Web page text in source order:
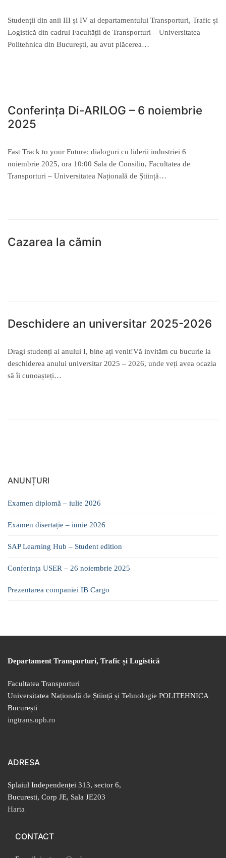
Studenții din anii III și IV ai departamentului Transporturi, Trafic și
Logistică din cadrul Facultății de Transporturi – Universitatea
Politehnica din București, au avut plăcerea…
Conferința Di-ARILOG – 6 noiembrie
2025
Fast Track to your Future: dialoguri cu liderii industriei 6
noiembrie 2025, ora 10:00 Sala de Consiliu, Facultatea de
Transporturi – Universitatea Națională de Știință…
Cazarea la cămin
Deschidere an universitar 2025-2026
Dragi studenți ai anului I, bine ați venit!Vă invităm cu bucurie la
deschiderea anului universitar 2025 – 2026, unde veți avea ocazia
să îi cunoașteți…
ANUNȚURI
Examen diplomă – iulie 2026
Examen disertație – iunie 2026
SAP Learning Hub – Student edition
Conferința USER – 26 noiembrie 2025
Prezentarea companiei IB Cargo
Departament Transporturi, Trafic și Logistică
Facultatea Transporturi
Universitatea Națională de Știință și Tehnologie POLITEHNICA
București
ingtrans.upb.ro
ADRESA
Splaiul Independenței 313, sector 6,
Bucuresti, Corp JE, Sala JE203
Harta
CONTACT